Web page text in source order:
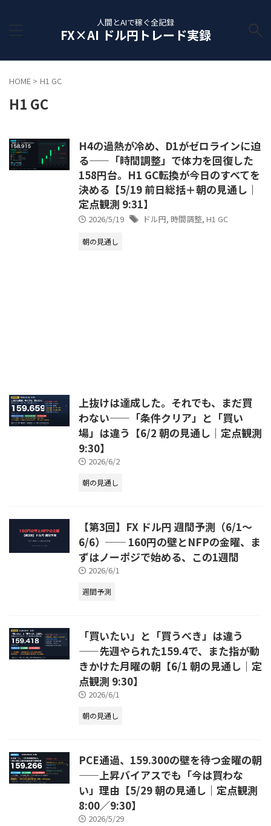
人間とAIで稼ぐ全記録
FX×AI ドル円トレード実録
HOME > H1 GC
H1 GC
H4の過熱が冷め、D1がゼロラインに迫
る——「時間調整」で体力を回復した
158円台。H1 GC転換が今日のすべてを
決める【5/19 前日総括＋朝の見通し｜
定点観測 9:31】
2026/5/19 ドル円, 時間調整, H1 GC
朝の見通し
上抜けは達成した。それでも、まだ買
わない——「条件クリア」と「買い
場」は違う【6/2 朝の見通し｜定点観測
9:30】
2026/6/2
朝の見通し
【第3回】FX ドル円 週間予測（6/1〜
6/6）── 160円の壁とNFPの金曜、ま
ずはノーポジで始める、この1週間
2026/6/1
週間予測
「買いたい」と「買うべき」は違う
——先週やられた159.4で、また指が動
きかけた月曜の朝【6/1 朝の見通し｜定
点観測 9:30】
2026/6/1
朝の見通し
PCE通過、159.300の壁を待つ金曜の朝
——上昇バイアスでも「今は買わな
い」理由【5/29 朝の見通し｜定点観測
8:00／9:30】
2026/5/29